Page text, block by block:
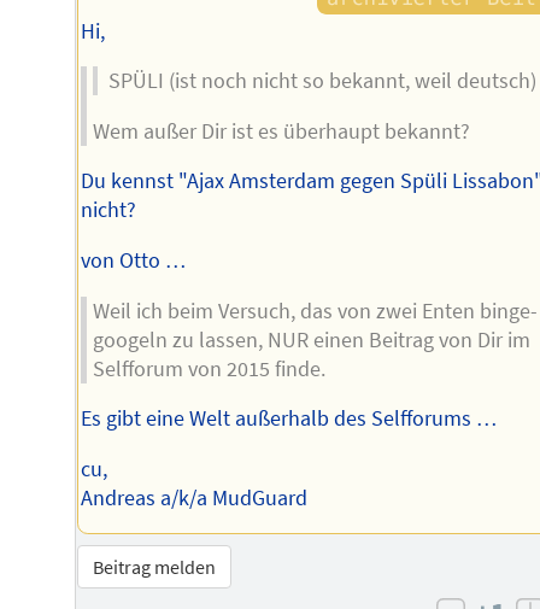
Hi,
SPÜLI (ist noch nicht so bekannt, weil deutsch)
Wem außer Dir ist es überhaupt bekannt?
Du kennst "Ajax Amsterdam gegen Spüli
nicht?
von Otto …
Weil ich beim Versuch, das von zwei Enten binge-
googeln zu lassen, NUR einen Beitrag von Dir im
Selfforum von 2015 finde.
Es gibt eine Welt außerhalb des Selfforums …
cu,
Andreas a/k/a MudGuard
Beitrag melden